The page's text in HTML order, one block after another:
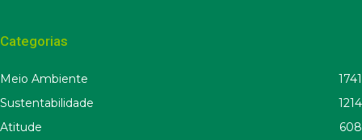
Categorias
Meio Ambiente
1741
Sustentabilidade
1214
Atitude
608